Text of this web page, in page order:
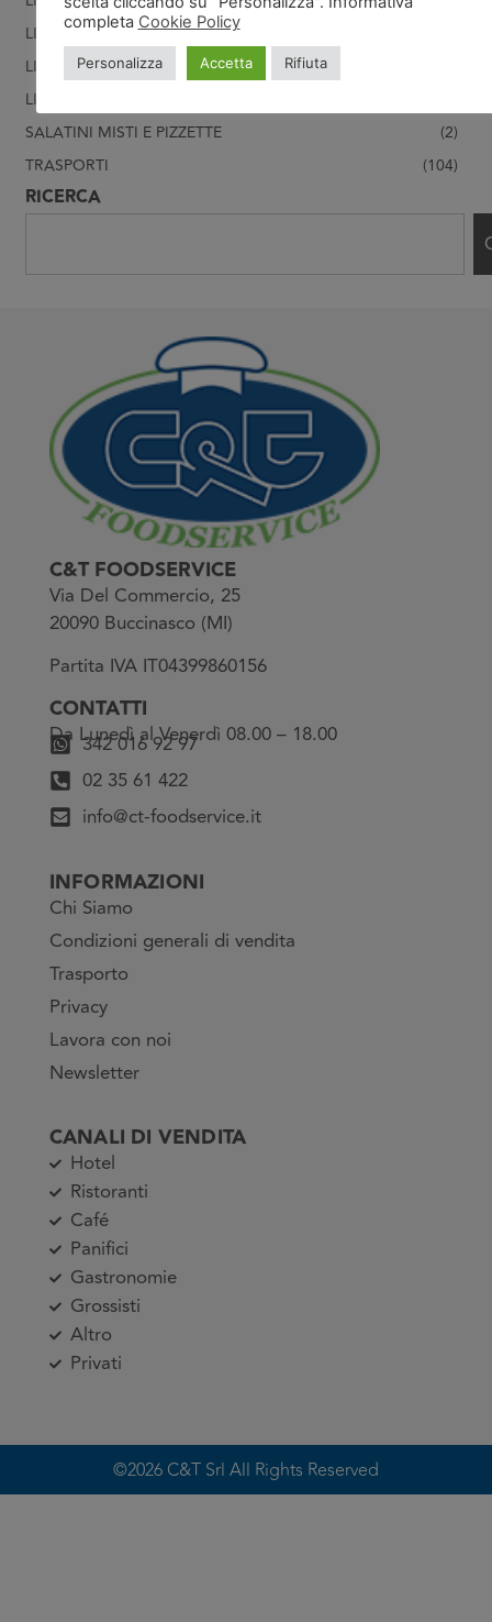
LINEA Y- FRUTTA
LINEA Z- GELATI
LINEA Z1-GELATI FERRERO
SALATINI MISTI E PIZZETTE
(2)
TRASPORTI
(104)
RICERCA
C&T FOODSERVICE
Via Del Commercio, 25
20090 Buccinasco (MI)
Partita IVA IT04399860156
CONTATTI
Da Lunedì al Venerdì 08.00 – 18.00
342 016 92 97
02 35 61 422
info@ct-foodservice.it
INFORMAZIONI
Chi Siamo
Condizioni generali di vendita
Trasporto
Privacy
Lavora con noi
Newsletter
CANALI DI VENDITA
Hotel
Ristoranti
Café
Panifici
Gastronomie
Grossisti
Altro
Privati
©2026 C&T Srl All Rights Reserved
completa Cookie Policy
Personalizza Accetta Rifiuta